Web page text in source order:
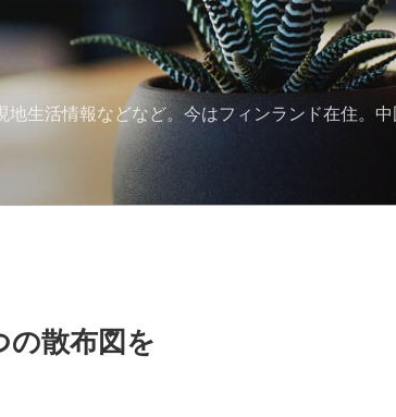
生活情報などなど。今はフィンランド在住。
散布図を